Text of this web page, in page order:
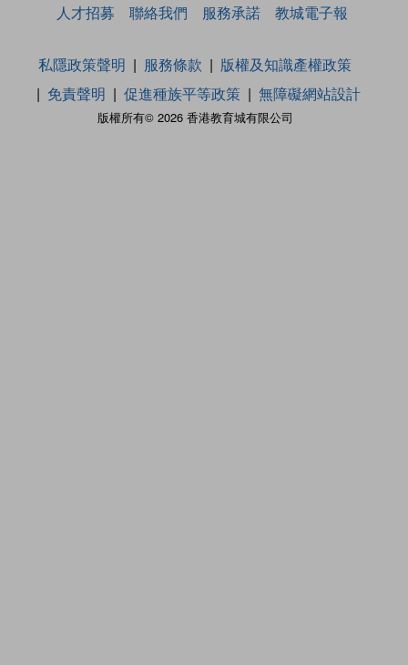
人才招募
聯絡我們 服務承諾 教城電子報
版權所有© 2026 香港教育城有限公司
私隱政策聲明 服務條款
版權及知識產權政策
免責聲明
促進種族平等政策 無障礙網站設計